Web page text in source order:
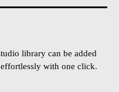
library can be added
with one click.